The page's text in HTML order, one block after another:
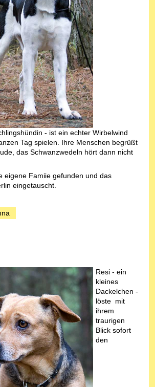
- ist ein echter Wirbelwind
Tag spielen. Ihre Menschen begrüßt
das Schwanzwedeln hört dann nicht
eigene Famiie gefunden und das
eingetauscht.
Resi - ein
kleines
Dackelchen -
löste mit
ihrem
traurigen
Blick sofort
den